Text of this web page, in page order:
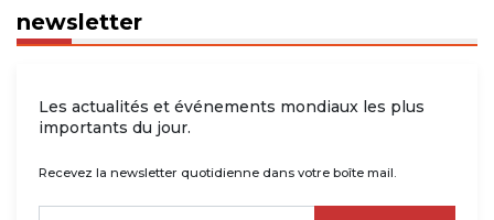
newsletter
Les actualités et événements mondiaux les plus
importants du jour.
Recevez la newsletter quotidienne dans votre boîte mail.